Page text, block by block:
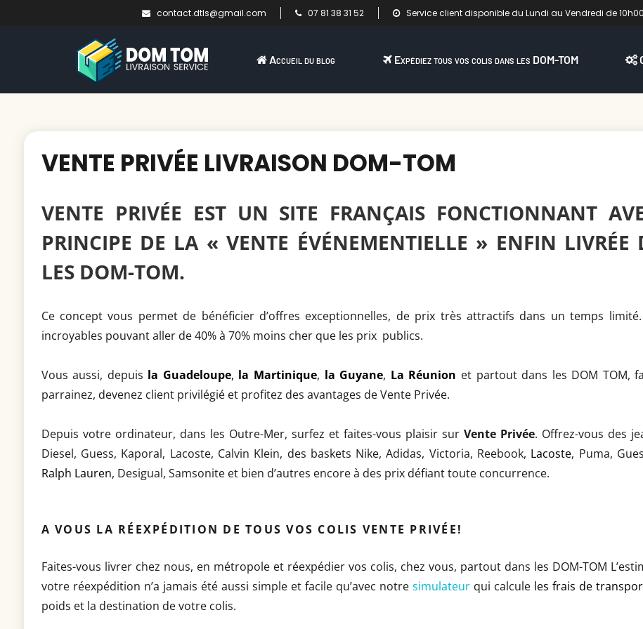
contact.dtls@gmail.com 07 81 38 31 52 Service client disponible du Lundi au Vendredi de
Accueil du blog Expédiez tous vos colis dans les DOM-TOM
VENTE PRIVÉE LIVRAISON DOM-TOM
VENTE PRIVÉE EST UN SITE FRANÇAIS FONCTIONNANT
PRINCIPE DE LA « VENTE ÉVÉNEMENTIELLE » ENFIN LIVRÉE
LES DOM-TOM.
Ce concept vous permet de bénéficier d’offres exceptionnelles, de prix très attractifs dans un temps
incroyables pouvant aller de 40% à 70% moins cher que les prix publics.
Vous aussi, depuis la Guadeloupe, la Martinique, la Guyane, La Réunion et partout dans les DOM TOM,
parrainez, devenez client privilégié et profitez des avantages de Vente Privée.
Depuis votre ordinateur, dans les Outre-Mer, surfez et faites-vous plaisir surVente Privée. Offrez-vous des
Diesel, Guess, Kaporal, Lacoste, Calvin Klein, des baskets Nike, Adidas, Victoria, Reebook, Lacoste, Puma,
Ralph Lauren, Desigual, Samsonite et bien d’autres encore à des prix défiant toute concurrence.
A VOUS LA RÉEXPÉDITION DE TOUS VOS COLIS VENTE PRIVÉE!
Faites-vous livrer chez nous, en métropole et réexpédier vos colis, chez vous, partout dans les DOM-TOM
votre réexpédition n’a jamais été aussi simple et facile qu’avec notresimulateur qui calcule les frais de
poids et la destination de votre colis.